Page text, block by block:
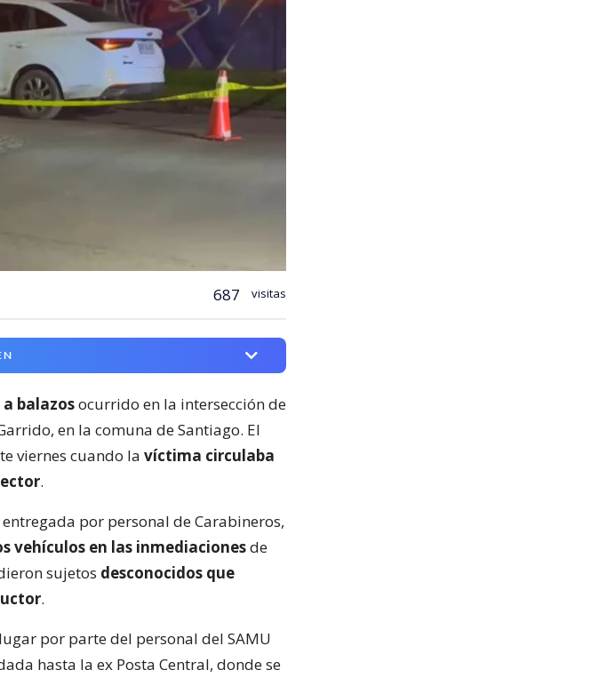
687 visitas
balazosocurrido en la intersección de
en la comuna de Santiago. El
viernes cuando la víctima circulaba
.
por personal de Carabineros,
vehículos en las inmediacionesde
sujetos desconocidos que
.
por parte del personal del SAMU
hasta la ex Posta Central, donde se